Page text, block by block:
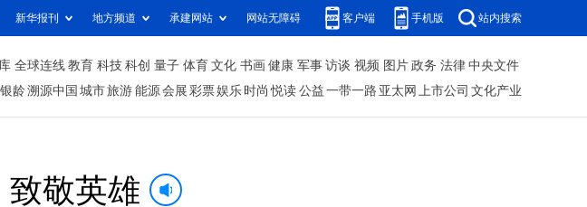
新华报刊 地方频道 承建网站 网站无障碍 客户端 手机版 站内搜索
全球连线 教育 科技 科创 量子 体育 文化 书画 健康 军事 访谈 视频 图片 政务 法律 中央文件
银龄溯源中国 城市旅游 能源 会展 彩票娱乐 时尚 悦读 公益 一带一路 亚太网 上市公司 文化产业
致敬英雄